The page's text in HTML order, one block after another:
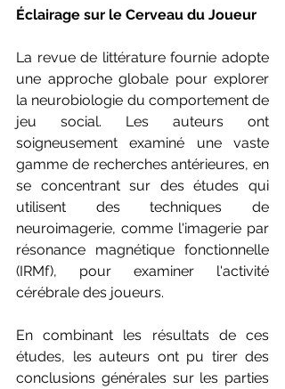
Éclairage sur le Cerveau du Joueur
La revue de littérature fournie adopte
une approche globale pour explorer
la neurobiologie du comportement de
jeu social. Les auteurs ont
soigneusement examiné une vaste
gamme de recherches antérieures, en
se concentrant sur des études qui
utilisent des techniques de
neuroimagerie, comme l'imagerie par
résonance magnétique fonctionnelle
(IRMf), pour examiner l'activité
cérébrale des joueurs.
En combinant les résultats de ces
études, les auteurs ont pu tirer des
conclusions générales sur les parties